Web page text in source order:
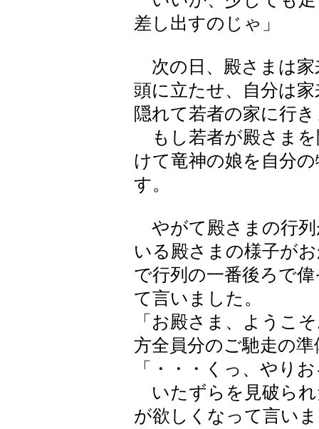
差し出すのじゃ」
次の日、殿さまは家
頭に立たせ、自分は
隠れて若者の家に行
もし若者が殿さまを
けて竜神の娘を自分
す。
やがて殿さまの行列
いる殿さまの様子が
で行列の一番後ろで
て言いました。
「お殿さま、ようこ
方全員分のご馳走の
「・・・くっ、やり
いたずらを見破ら
が欲しくなって言い